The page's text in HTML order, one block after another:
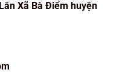
Xã Bà Điểm huyện